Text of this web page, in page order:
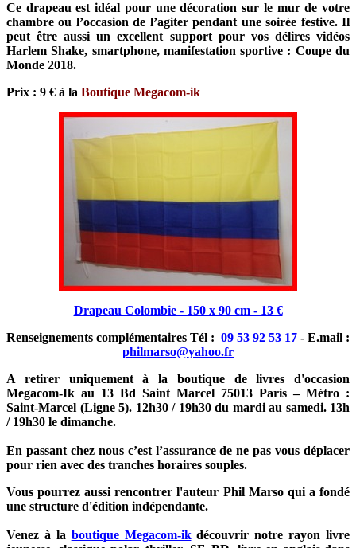
Ce drapeau est idéal pour une décoration sur le mur de votre
chambre ou l’occasion de l’agiter pendant une soirée festive. Il
peut être aussi un excellent support pour vos délires vidéos
Harlem Shake, smartphone, manifestation sportive : Coupe du
Monde 2018.
Prix : 9 € à la Boutique Megacom-ik
Drapeau Colombie - 150 x 90 cm - 13 €
Renseignements complémentaires Tél : 09 53 92 53 17 - E.mail :
philmarso@yahoo.fr
A retirer uniquement à la boutique de livres d'occasion
Megacom-Ik au 13 Bd Saint Marcel 75013 Paris – Métro :
Saint-Marcel (Ligne 5). 12h30 / 19h30 du mardi au samedi. 13h
/ 19h30 le dimanche.
En passant chez nous c’est l’assurance de ne pas vous déplacer
pour rien avec des tranches horaires souples.
Vous pourrez aussi rencontrer l'auteur Phil Marso qui a fondé
une structure d'édition indépendante.
Venez à la boutique Megacom-ikdécouvrir notre rayon livre